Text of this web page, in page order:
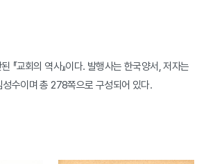
『교회의 역사』이다. 발행사는 한국양서, 저자는
수이며 총 278쪽으로 구성되어 있다.